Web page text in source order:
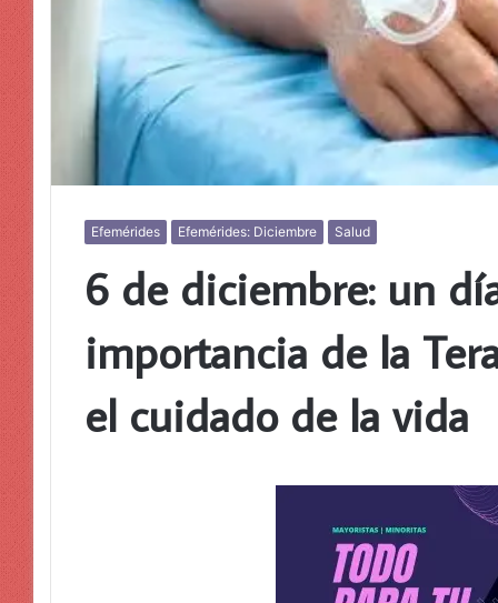
Efemérides Efemérides: Diciembre Salud
6 de diciembre: un
importancia de la
el cuidado de la vida